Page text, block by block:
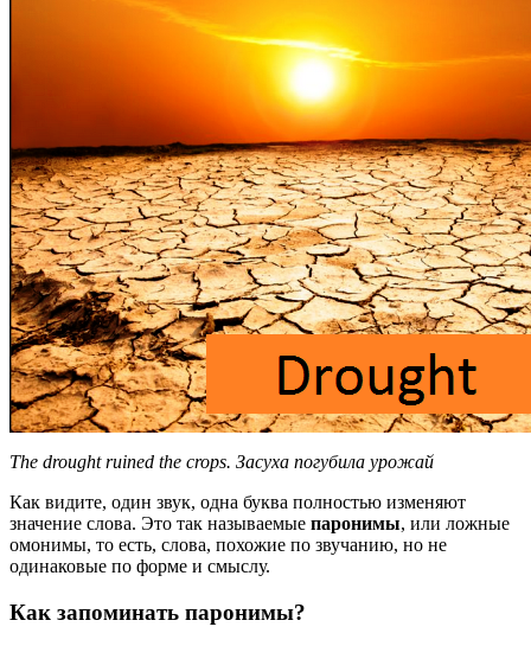
The drought ruined the crops. Засуха погубила урожай
Как видите, один звук, одна буква полностью изменяют
значение слова. Это так называемые паронимы, или ложные
омонимы, то есть, слова, похожие по звучанию, но не
одинаковые по форме и смыслу.
Как запоминать паронимы?